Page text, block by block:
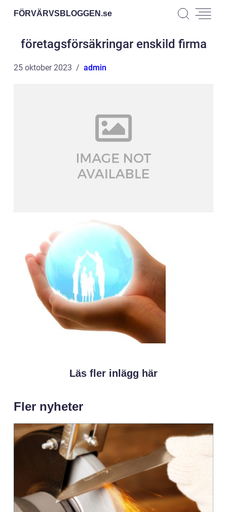
FÖRVÄRVSBLOGGEN.se
företagsförsäkringar enskild firma
25 oktober 2023 admin
Läs fler inlägg här
Fler nyheter